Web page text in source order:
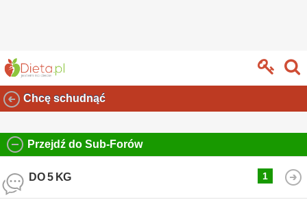
Chcę schudnąć
Przejdź do Sub-Forów
DO 5 KG 1